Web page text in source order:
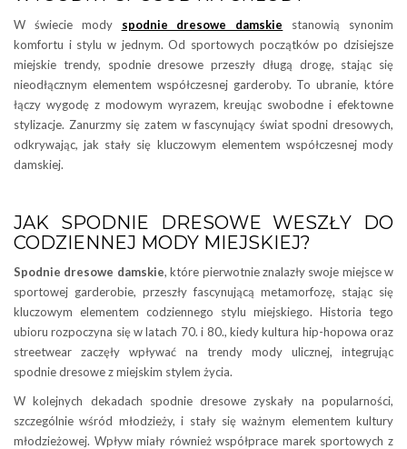
W świecie mody spodnie dresowe damskie stanowią synonim
komfortu i stylu w jednym. Od sportowych początków po dzisiejsze
miejskie trendy, spodnie dresowe przeszły długą drogę, stając się
nieodłącznym elementem współczesnej garderoby. To ubranie, które
łączy wygodę z modowym wyrazem, kreując swobodne i efektowne
stylizacje. Zanurzmy się zatem w fascynujący świat spodni dresowych,
odkrywając, jak stały się kluczowym elementem współczesnej mody
damskiej.
JAK SPODNIE DRESOWE WESZŁY DO
CODZIENNEJ MODY MIEJSKIEJ?
Spodnie dresowe damskie, które pierwotnie znalazły swoje miejsce w
sportowej garderobie, przeszły fascynującą metamorfozę, stając się
kluczowym elementem codziennego stylu miejskiego. Historia tego
ubioru rozpoczyna się w latach 70. i 80., kiedy kultura hip-hopowa oraz
streetwear zaczęły wpływać na trendy mody ulicznej, integrując
spodnie dresowe z miejskim stylem życia.
W kolejnych dekadach spodnie dresowe zyskały na popularności,
szczególnie wśród młodzieży, i stały się ważnym elementem kultury
młodzieżowej. Wpływ miały również współprace marek sportowych z